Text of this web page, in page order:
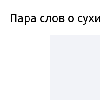
Пара слов о